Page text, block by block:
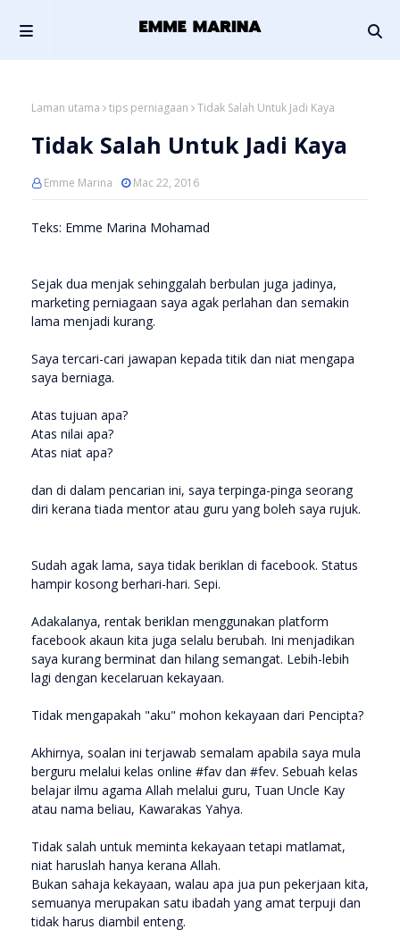
Laman utama tips perniagaan Tidak Salah Untuk Jadi Kaya
Tidak Salah Untuk Jadi Kaya
Emme Marina Mac 22, 2016
Teks: Emme Marina Mohamad
Sejak dua menjak sehinggalah berbulan juga jadinya,
marketing perniagaan saya agak perlahan dan semakin
lama menjadi kurang.
Saya tercari-cari jawapan kepada titik dan niat mengapa
saya berniaga.
Atas tujuan apa?
Atas nilai apa?
Atas niat apa?
dan di dalam pencarian ini, saya terpinga-pinga seorang
diri kerana tiada mentor atau guru yang boleh saya rujuk.
Sudah agak lama, saya tidak beriklan di facebook. Status
hampir kosong berhari-hari. Sepi.
Adakalanya, rentak beriklan menggunakan platform
facebook akaun kita juga selalu berubah. Ini menjadikan
saya kurang berminat dan hilang semangat. Lebih-lebih
lagi dengan kecelaruan kekayaan.
Tidak mengapakah "aku" mohon kekayaan dari Pencipta?
Akhirnya, soalan ini terjawab semalam apabila saya mula
berguru melalui kelas online #fav dan #fev. Sebuah kelas
belajar ilmu agama Allah melalui guru, Tuan Uncle Kay
atau nama beliau, Kawarakas Yahya.
Tidak salah untuk meminta kekayaan tetapi matlamat,
niat haruslah hanya kerana Allah.
Bukan sahaja kekayaan, walau apa jua pun pekerjaan kita,
semuanya merupakan satu ibadah yang amat terpuji dan
tidak harus diambil enteng.